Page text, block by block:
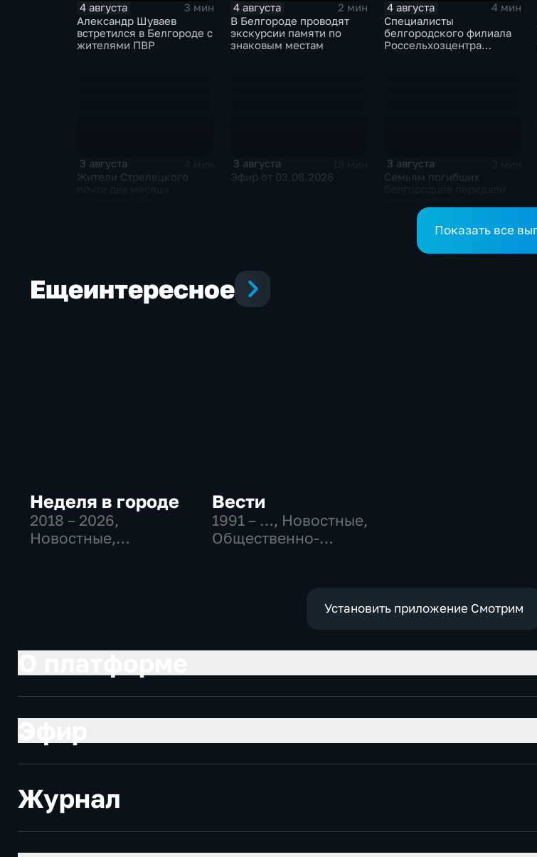
4 августа
3 мин
Александр Шуваев
встретился в Белгороде с
жителями ПВР
4 августа
2 мин
В Белгороде проводят
экскурсии памяти по
знаковым местам
4 августа
4 мин
Специалисты
белгородского филиала
Россельхозцентра
3 августа
Жители Стрелецкого
3 августа
Эфир от 03.08.2026
3 августа
Семьям погибших
ведомственные награды
Показать все
Ещеинтересное
Неделя в городе
2018 – 2026,
Новостные,
Вести
1991 – …, Новостные,
Общественно-
Установить приложение Смотрим
Журнал